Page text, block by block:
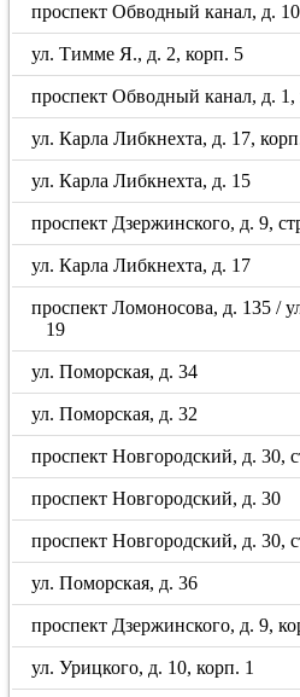
проспект Обводный канал, д. 10
ул. Тимме Я., д. 2, корп. 5
проспект Обводный канал, д. 1,
ул. Карла Либкнехта, д. 17,
ул. Карла Либкнехта, д. 15
проспект Дзержинского, д. 9,
ул. Карла Либкнехта, д. 17
проспект Ломоносова, д. 135 /
19
ул. Поморская, д. 34
ул. Поморская, д. 32
проспект Новгородский, д. 30,
проспект Новгородский, д. 30
проспект Новгородский, д. 30,
ул. Поморская, д. 36
проспект Дзержинского, д. 9,
ул. Урицкого, д. 10, корп. 1